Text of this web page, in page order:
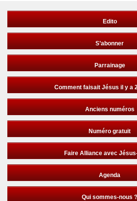
Edito
S’abonner
Parrainage
Comment faisait Jésus il y a
Anciens numéros
Numéro gratuit
Faire Alliance avec
Agenda
Qui sommes-nous ?